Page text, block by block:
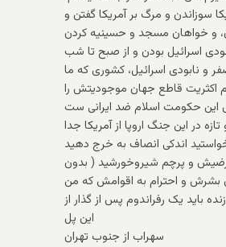
سوزاندن و مرگ بر آمریکا گفتن و
و خواهان مسجد و حسینیه کردن
اسرائيل بودن و از صبح تا شب
و نابودی اسرائيل، کشوری که ما
اکثریت قاطع جهان موجودیتش را
حکومت اسلام ضد ایرانی ست
در این جنگ اروپا از آمریکا جدا
اندکی انصاف به خرج دهید
ارضیش و پرچم شیروخورشید ( بدون
و احترام به اقوامش که من
باید یک رفراندوم پس از گذار از
این پل
سهراب از جنوب تهران